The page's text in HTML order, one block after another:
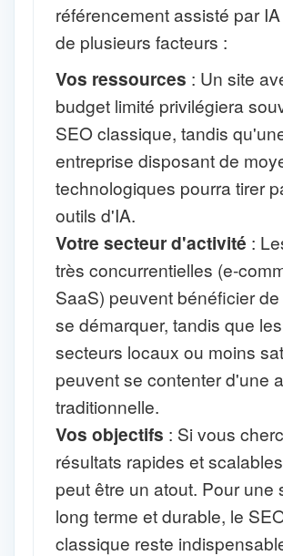
référencement assisté par
de plusieurs facteurs :
Vos ressources : Un site
budget limité privilégiera
SEO classique, tandis
entreprise disposant de
technologiques pourra tirer
outils d'IA.
Votre secteur d'activité :
très concurrentielles (e-
SaaS) peuvent bénéficier
se démarquer, tandis que les
secteurs locaux ou moins
peuvent se contenter d'une
traditionnelle.
Vos objectifs : Si vous
résultats rapides et
peut être un atout. Pour une
long terme et durable, le
classique reste